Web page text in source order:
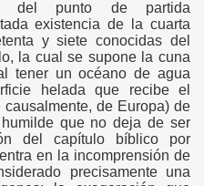
del punto de partida
existencia de la cuarta
y siete conocidas del
la cual se supone la cuna
tener un océano de agua
helada que recibe el
de Europa) de
que no deja de ser
del capítulo bíblico por
en la incomprensión de
precisamente una